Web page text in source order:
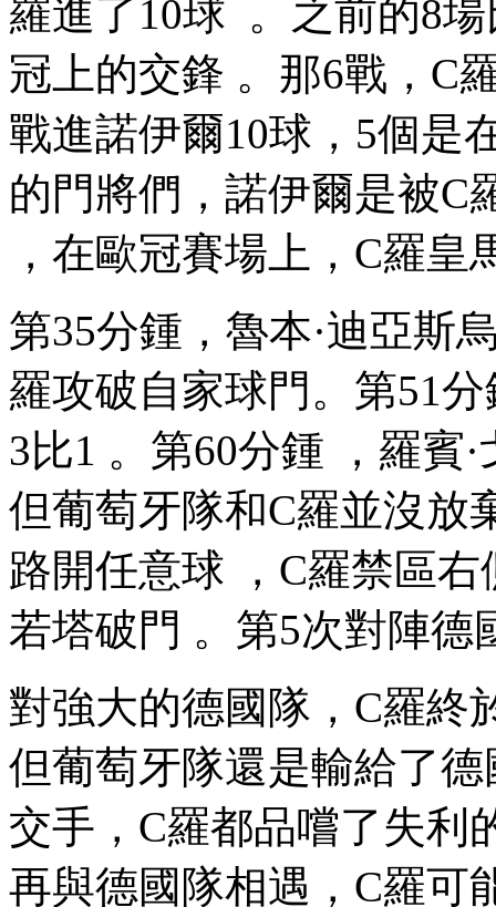
羅進了10球  。之前的8
冠上的交鋒 。那6戰
戰進諾伊爾10球 ，5個是
的門將們，諾伊爾是被C
，在歐冠賽場上，C羅
第35分鍾，魯本·迪亞斯
羅攻破自家球門。第51
3比1 。第60分鍾 ，羅賓·
但葡萄牙隊和C羅並沒放棄
路開任意球  ，C羅禁區
若塔破門 。第5次對陣德
對強大的德國隊，C羅終
但葡萄牙隊還是輸給了德國
交手，C羅都品嚐了失利
再與德國隊相遇，C羅